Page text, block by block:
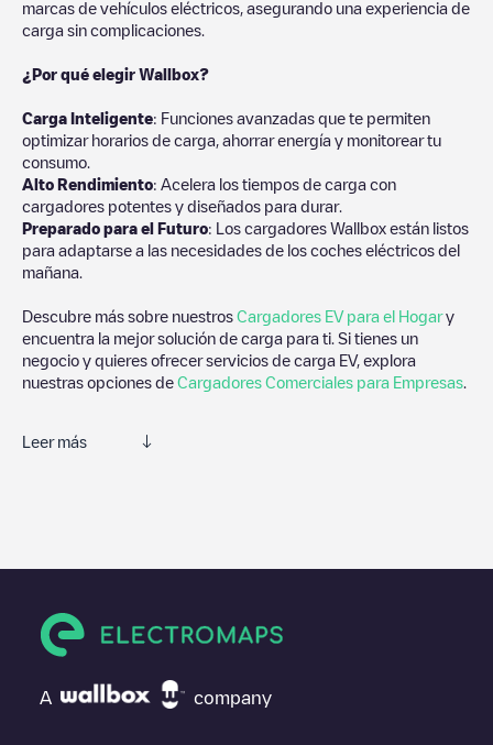
marcas de vehículos eléctricos, asegurando una experiencia de
carga sin complicaciones.
¿Por qué elegir Wallbox?
Carga Inteligente: Funciones avanzadas que te permiten
optimizar horarios de carga, ahorrar energía y monitorear tu
consumo.
Alto Rendimiento: Acelera los tiempos de carga con
cargadores potentes y diseñados para durar.
Preparado para el Futuro: Los cargadores Wallbox están listos
para adaptarse a las necesidades de los coches eléctricos del
mañana.
Descubre más sobre nuestros Cargadores EV para el Hogary
encuentra la mejor solución de carga para ti. Si tienes un
negocio y quieres ofrecer servicios de carga EV, explora
nuestras opciones de Cargadores Comerciales para Empresas
Leer más
su vehículo eléctrico.
que necesitas, comprueba en la parte inferior cuál es el punto
de carga que está más cerca de tí en “puntos de carga más
A company